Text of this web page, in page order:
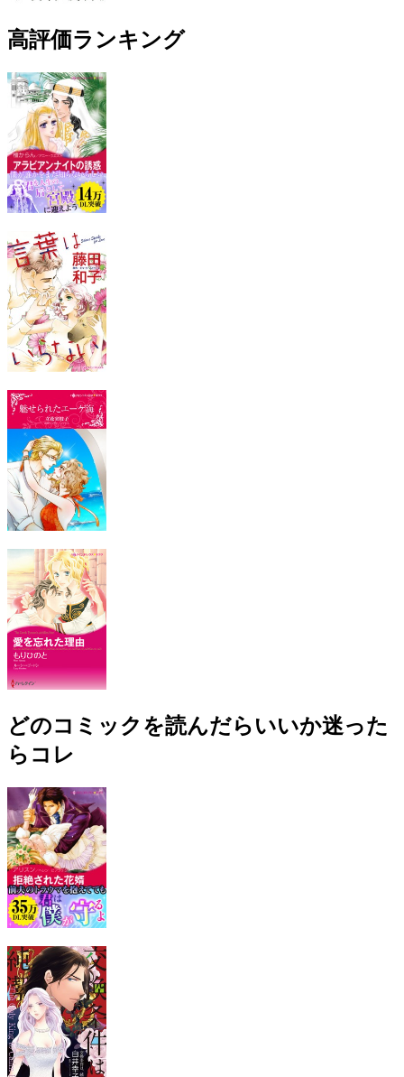
高評価ランキング
どのコミックを読んだらいいか迷った
らコレ